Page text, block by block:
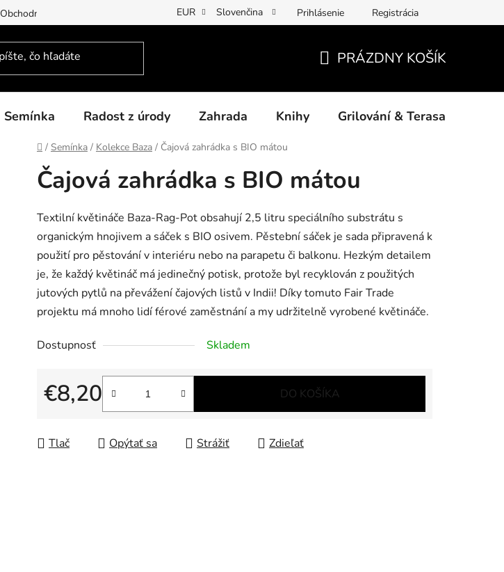
Obchodní podmínky Podmínky ochrany osobních údajů Povinné informace a odkazy ÚKZÚZ
EUR Slovenčina Prihlásenie Registrácia
KOŠÍK
PRÁZDNY KOŠÍK
Semínka Radost z úrody Zahrada Knihy Grilování & Terasa
Domov
/ Semínka / Kolekce Baza / Čajová zahrádka s BIO mátou
Čajová zahrádka s BIO mátou
Textilní květináče Baza-Rag-Pot obsahují 2,5 litru speciálního substrátu s
organickým hnojivem a sáček s BIO osivem. Pěstební sáček je sada připravená k
použití pro pěstování v interiéru nebo na parapetu či balkonu. Hezkým detailem
je, že každý květináč má jedinečný potisk, protože byl recyklován z použitých
jutových pytlů na převážení čajových listů v Indii! Díky tomuto Fair Trade
projektu má mnoho lidí férové zaměstnání a my udržitelně vyrobené květináče.
Dostupnosť Skladem
€8,20
Jednotková cena:
DO KOŠÍKA
Tlač Opýtať sa Strážiť Zdieľať